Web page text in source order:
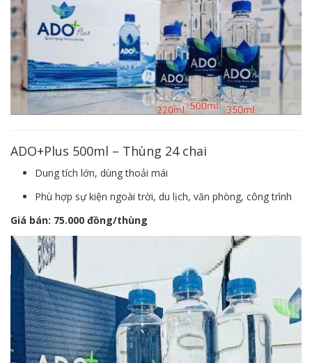
ADO+Plus 500ml – Thùng 24 chai
Dung tích lớn, dùng thoải mái
Phù hợp sự kiện ngoài trời, du lịch, văn phòng, công trình
Giá bán: 75.000 đồng/thùng